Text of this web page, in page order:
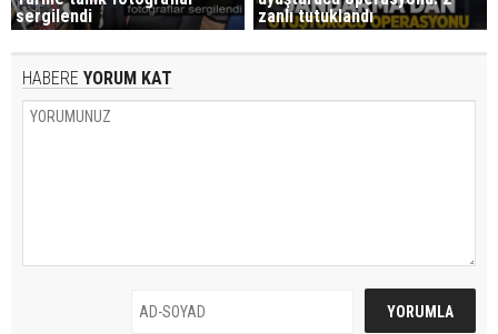
sergilendi
zanlı tutuklandı
HABERE YORUM KAT